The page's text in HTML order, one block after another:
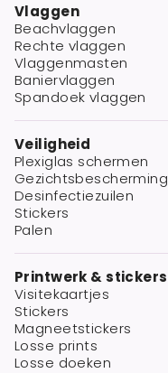
Vlaggen
Beachvlaggen
Rechte vlaggen
Vlaggenmasten
Baniervlaggen
Spandoek vlaggen
Veiligheid
Plexiglas schermen
Gezichtsbescherming
Desinfectiezuilen
Stickers
Palen
Printwerk & stickers
Visitekaartjes
Stickers
Magneetstickers
Losse prints
Losse doeken